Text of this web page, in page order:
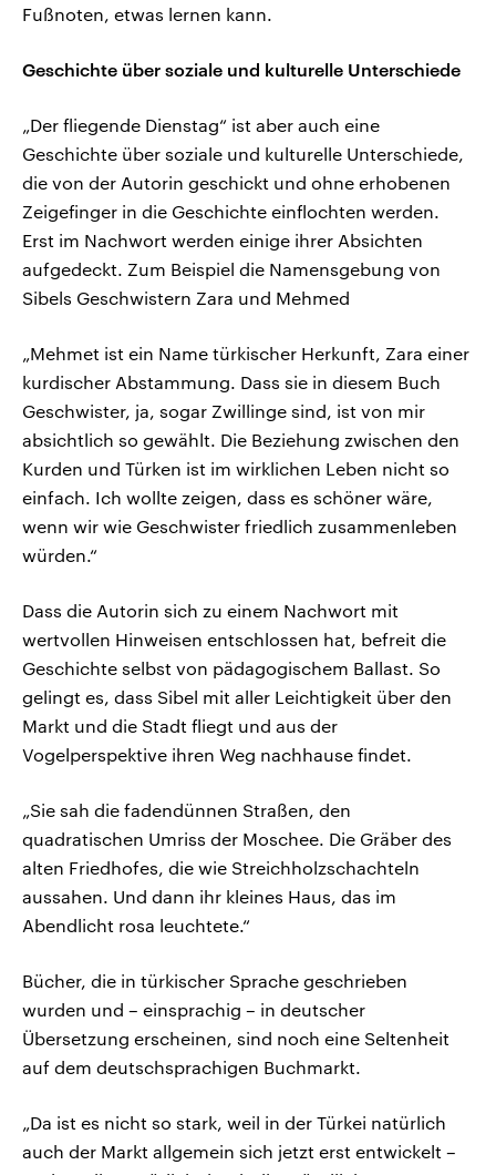
Fußnoten, etwas lernen kann.
Geschichte über soziale und kulturelle Unterschiede
„Der fliegende Dienstag“ ist aber auch eine
Geschichte über soziale und kulturelle Unterschiede,
die von der Autorin geschickt und ohne erhobenen
Zeigefinger in die Geschichte einflochten werden.
Erst im Nachwort werden einige ihrer Absichten
aufgedeckt. Zum Beispiel die Namensgebung von
Sibels Geschwistern Zara und Mehmed
„Mehmet ist ein Name türkischer Herkunft, Zara einer
kurdischer Abstammung. Dass sie in diesem Buch
Geschwister, ja, sogar Zwillinge sind, ist von mir
absichtlich so gewählt. Die Beziehung zwischen den
Kurden und Türken ist im wirklichen Leben nicht so
einfach. Ich wollte zeigen, dass es schöner wäre,
wenn wir wie Geschwister friedlich zusammenleben
würden.“
Dass die Autorin sich zu einem Nachwort mit
wertvollen Hinweisen entschlossen hat, befreit die
Geschichte selbst von pädagogischem Ballast. So
gelingt es, dass Sibel mit aller Leichtigkeit über den
Markt und die Stadt fliegt und aus der
Vogelperspektive ihren Weg nachhause findet.
„Sie sah die fadendünnen Straßen, den
quadratischen Umriss der Moschee. Die Gräber des
alten Friedhofes, die wie Streichholzschachteln
aussahen. Und dann ihr kleines Haus, das im
Abendlicht rosa leuchtete.“
Bücher, die in türkischer Sprache geschrieben
wurden und – einsprachig – in deutscher
Übersetzung erscheinen, sind noch eine Seltenheit
auf dem deutschsprachigen Buchmarkt.
„Da ist es nicht so stark, weil in der Türkei natürlich
auch der Markt allgemein sich jetzt erst entwickelt –